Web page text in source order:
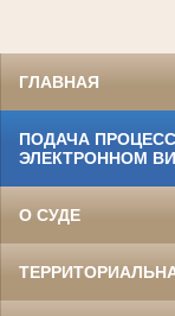
ГЛАВНАЯ
ПОДАЧА
ЭЛЕКТРОННОМ
О СУДЕ